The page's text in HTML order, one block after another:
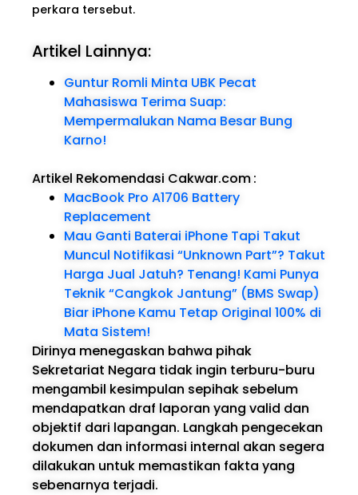
perkara tersebut.
Artikel Lainnya:
Guntur Romli Minta UBK Pecat
Mahasiswa Terima Suap:
Mempermalukan Nama Besar Bung
Karno!
Artikel Rekomendasi Cakwar.com:
MacBook Pro A1706 Battery
Replacement
Mau Ganti Baterai iPhone Tapi Takut
Muncul Notifikasi “Unknown Part”? Takut
Harga Jual Jatuh? Tenang! Kami Punya
Teknik “Cangkok Jantung” (BMS Swap)
Biar iPhone Kamu Tetap Original 100% di
Mata Sistem!
Dirinya menegaskan bahwa pihak
Sekretariat Negara tidak ingin terburu-buru
mengambil kesimpulan sepihak sebelum
mendapatkan draf laporan yang valid dan
objektif dari lapangan. Langkah pengecekan
dokumen dan informasi internal akan segera
dilakukan untuk memastikan fakta yang
sebenarnya terjadi.